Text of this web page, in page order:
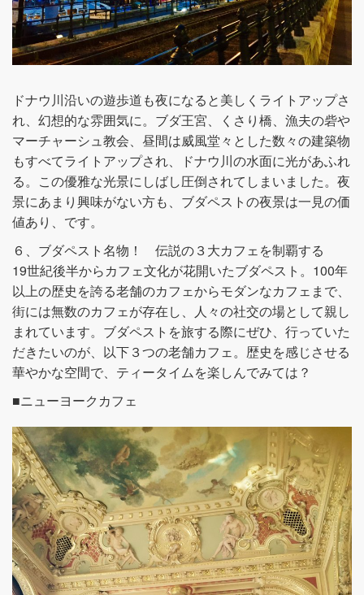
ドナウ川沿いの遊歩道も夜になると美しくライトアップさ
れ、幻想的な雰囲気に。ブダ王宮、くさり橋、漁夫の砦や
マーチャーシュ教会、昼間は威風堂々とした数々の建築物
もすべてライトアップされ、ドナウ川の水面に光があふれ
る。この優雅な光景にしばし圧倒されてしまいました。夜
景にあまり興味がない方も、ブダペストの夜景は一見の価
値あり、です。
６、ブダペスト名物！ 伝説の３大カフェを制覇する
19世紀後半からカフェ文化が花開いたブダペスト。100年
以上の歴史を誇る老舗のカフェからモダンなカフェまで、
街には無数のカフェが存在し、人々の社交の場として親し
まれています。ブダペストを旅する際にぜひ、行っていた
だきたいのが、以下３つの老舗カフェ。歴史を感じさせる
華やかな空間で、ティータイムを楽しんでみては？
■ニューヨークカフェ